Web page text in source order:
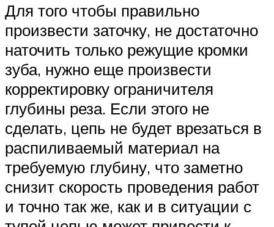
Для того чтобы правильно
произвести заточку, не достаточно
наточить только режущие кромки
зуба, нужно еще произвести
корректировку ограничителя
глубины реза. Если этого не
сделать, цепь не будет врезаться в
распиливаемый материал на
требуемую глубину, что заметно
снизит скорость проведения работ
и точно так же, как и в ситуации с